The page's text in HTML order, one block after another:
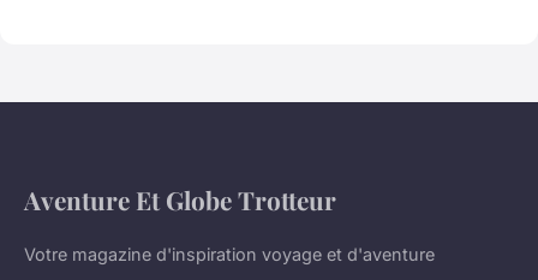
Aventure Et Globe Trotteur
Votre magazine d'inspiration voyage et d'aventure